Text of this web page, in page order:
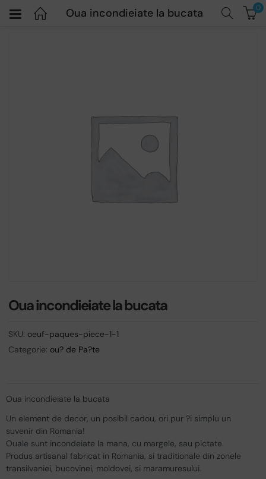
Oua incondieiate la bucata 0
Oua incondieiate la bucata
SKU: oeuf-paques-piece-1-1
Categorie: ou? de Pa?te
Oua incondieiate la bucata
Un element de decor, un posibil cadou, ori pur ?i simplu un
suvenir din Romania!
Ouale sunt incondeiate la mana, cu margele, sau pictate.
Produs artisanal fabricat in Romania, si traditionale din zonele
transilvaniei, bucovinei, moldovei, si maramuresului.